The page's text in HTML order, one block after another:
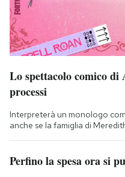
Lo spettacolo comico di
processi
Interpreterà un monologo
anche se la famiglia di
Perfino la spesa ora si